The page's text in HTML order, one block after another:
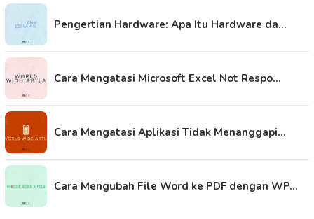
Pengertian Hardware: Apa Itu Hardware da…
Cara Mengatasi Microsoft Excel Not Respo…
Cara Mengatasi Aplikasi Tidak Menanggapi…
Cara Mengubah File Word ke PDF dengan WP…